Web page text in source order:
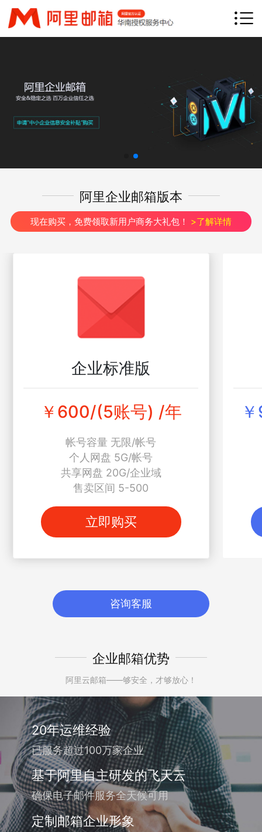
网站首页 产品优势
钉邮 客户案例
常见问题
立即咨询 免费试用
阿里企业邮箱版本
现在购买，免费领取新用户商务大礼包！ >了解详情
企业标准版
￥600/(5账号) /年
帐号容量 无限/帐号
个人网盘 5G/帐号
共享网盘 20G/企业域
售卖区间 5-500
立即购买
咨询客服
企业邮箱优势
阿里云邮箱——够安全，才够放心！
20年运维经验
已服务超过100万家企业
基于阿里自主研发的飞天云
确保电子邮件服务全天候可用
定制邮箱企业形象